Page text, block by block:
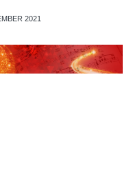
2021